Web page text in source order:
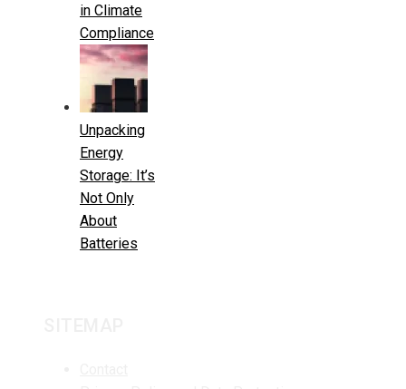
in Climate
Compliance
Unpacking
Energy
Storage: It’s
Not Only
About
Batteries